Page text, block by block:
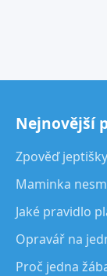
Nejnovější
Zpověď
Maminka
Jaké pravidlo
Opravář na
Proč jedna